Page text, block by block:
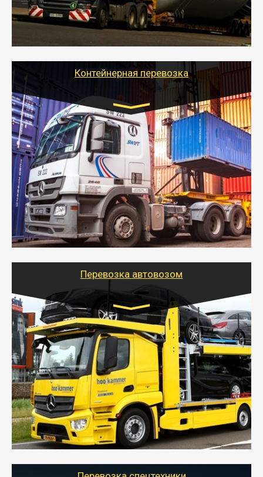
- Тайгер Логистик в короткие сроки поможет вам
качественно и безопасно перевезти негабаритные
грузы по всей России тралом, манипулятором и
другим транспортом и подобрать оптимальный
Контейнерная перевозка
Цена за км. Рассчитывается
индивидуально
- Контейнерные грузоперевозки на специальном
оборудованном транспорте быстро, качественно и
безопасно.
- Наша транспортная компания поможет
организовать доставку в порт и из порта
стандартных контейнеров на контейнеровозе,
шаландах и площадках (открытых кузовах),
используя надежные крепления.
Перевозка автовозом
Цена за км. Рассчитывается
индивидуально
- Перевозка автовозом от Тайгер Логистик – это
быстрый и безопасный способ доставить несколько
легковых автомобилей за одну поездку в другой
город.
- Наша транспортная компания организует доставку
машин автовозом, подобрав оптимальный маршрут с
учетом всех особенности по пути следования.